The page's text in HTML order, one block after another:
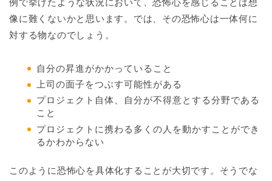
像に難くないかと思います。では、その恐怖心は一体何に
対する物なのでしょう。
自分の昇進がかかっていること
上司の面子をつぶす可能性がある
プロジェクト自体、自分が不得意とする分野である
こと
プロジェクトに携わる多くの人を動かすことができ
るかわからない
このように恐怖心を具体化することが大切です。そうでな